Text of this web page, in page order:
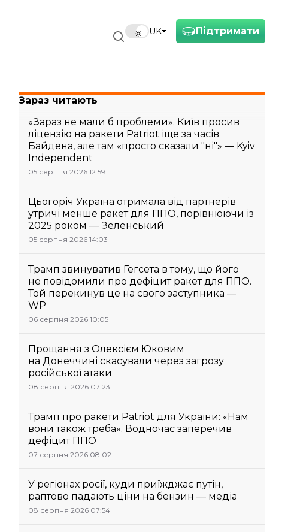
Підтримати
UK
Зараз читають
«Зараз не мали б проблеми». Київ просив
ліцензію на ракети Patriot іще за часів
Байдена, але там «просто сказали "ні"» — Kyiv
Independent
05 серпня 2026 12:59
Цьогоріч Україна отримала від партнерів
утричі менше ракет для ППО, порівнюючи із
2025 роком — Зеленський
05 серпня 2026 14:03
Трамп звинуватив Гегсета в тому, що його
не повідомили про дефіцит ракет для ППО.
Той перекинув це на свого заступника —
WP
06 серпня 2026 10:05
Прощання з Олексієм Юковим
на Донеччині скасували через загрозу
російської атаки
08 серпня 2026 07:23
Трамп про ракети Patriot для України: «Нам
вони також треба». Водночас заперечив
дефіцит ППО
07 серпня 2026 08:02
У регіонах росії, куди приїжджає путін,
раптово падають ціни на бензин — медіа
08 серпня 2026 07:54